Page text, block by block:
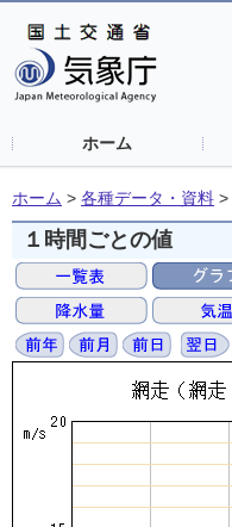
ホーム
ホーム > 各種データ・資料 >
１時間ごとの値